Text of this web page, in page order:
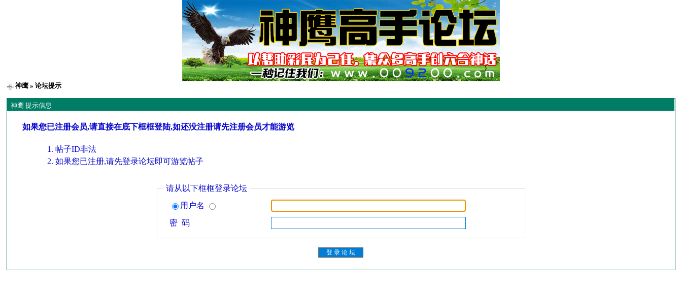
神鹰 » 论坛提示
神鹰 提示信息
如果您已注册会员,请直接在底下框框登陆,如还没注册请先注册会员才能游览
帖子ID非法
如果您已注册,请先登录论坛即可游览帖子
请从以下框框登录论坛
用户名
密 码